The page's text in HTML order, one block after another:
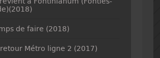
de faire (2018)
Métro ligne 2 (2017)